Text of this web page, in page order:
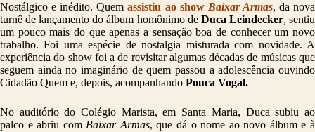
Nostálgico e inédito. Quem assistiu ao show Baixar Armas, da nova
turnê de lançamento do álbum homônimo de Duca Leindecker, sentiu
um pouco mais do que apenas a sensação boa de conhecer um novo
trabalho. Foi uma espécie de nostalgia misturada com novidade. A
experiência do show foi a de revisitar algumas décadas de músicas que
seguem ainda no imaginário de quem passou a adolescência ouvindo
Cidadão Quem e, depois, acompanhando Pouca Vogal.
No auditório do Colégio Marista, em Santa Maria, Duca subiu ao
palco e abriu com Baixar Armas, que dá o nome ao novo álbum e à